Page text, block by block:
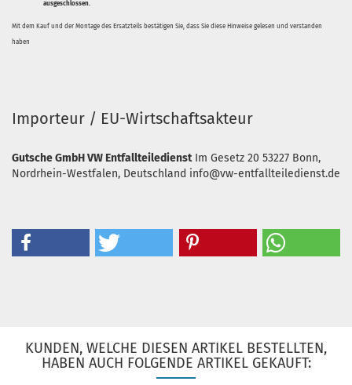
ausgeschlossen.
Mit dem Kauf und der Montage des Ersatzteils bestätigen Sie, dass Sie diese Hinweise gelesen und verstanden
haben
Importeur / EU-Wirtschaftsakteur
Gutsche GmbH VW Entfallteiledienst Im Gesetz 20 53227 Bonn,
Nordrhein-Westfalen, Deutschland info@vw-entfallteiledienst.de
KUNDEN, WELCHE DIESEN ARTIKEL BESTELLTEN,
HABEN AUCH FOLGENDE ARTIKEL GEKAUFT: